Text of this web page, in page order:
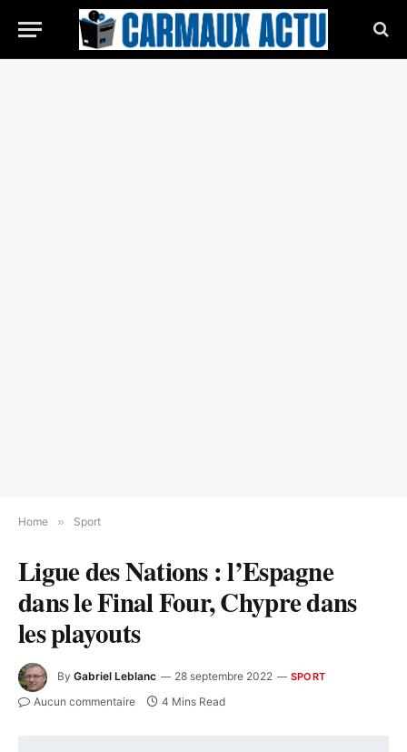
Home » Sport
Ligue des Nations : l’Espagne
dans le Final Four, Chypre dans
les playouts
By Gabriel Leblanc 28 septembre 2022 SPORT
Aucun commentaire 4 Mins Read